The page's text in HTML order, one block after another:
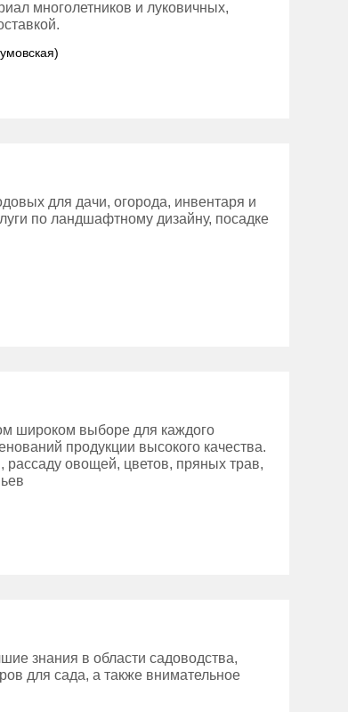
многолетников и луковичных,
для дачи, огорода, инвентаря и
по ландшафтному дизайну, посадке
широком выборе для каждого
продукции высокого качества.
овощей, цветов, пряных трав,
знания в области садоводства,
для сада, а также внимательное